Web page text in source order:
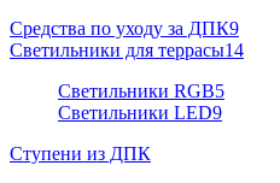
Средства по уходу за ДПК9
Светильники для террасы14
Светильники RGB5
Светильники LED9
Ступени из ДПК